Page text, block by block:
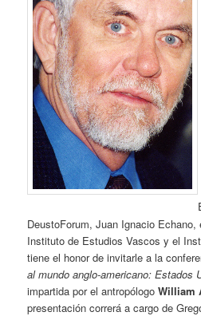
DeustoForum, Juan Ignacio Echano,
Instituto de Estudios Vascos y el
tiene el honor de invitarle a la
al mundo anglo-americano: Estados
impartida por el antropólogoWilliam
presentación correrá a cargo de